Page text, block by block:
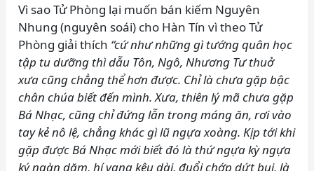
Vì sao Tử Phòng lại muốn bán kiếm Nguyên
Nhung (nguyên soái) cho Hàn Tín vì theo Tử
Phòng giải thích “cứ như những gì tướng quân học
tập tu dưỡng thì dẫu Tôn, Ngô, Nhương Tư thuở
xưa cũng chẳng thể hơn được. Chỉ là chưa gặp bậc
chân chúa biết đến mình. Xưa, thiên lý mã chưa gặp
Bá Nhạc, cũng chỉ đứng lẫn trong máng ăn, rơi vào
tay kẻ nô lệ, chẳng khác gì lũ ngựa xoàng. Kịp tới khi
gặp được Bá Nhạc mới biết đó là thứ ngựa kỳ ngựa
ký ngàn dặm, hí vang kêu dài, đuổi chớp dứt bụi, là